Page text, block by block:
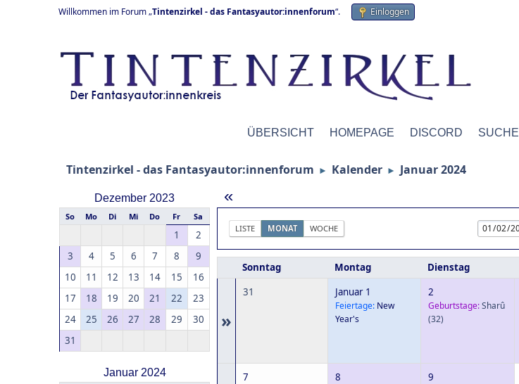
Willkommen im Forum „Tintenzirkel - das Fantasyautor:innenforum“. Einloggen
ÜBERSICHT HOMEPAGE DISCORD SUCHE
Tintenzirkel - das Fantasyautor:innenforum ► Kalender ► Januar 2024
Dezember 2023
So Mo Di Mi Do Fr Sa
1
2
3
4 5 6 7 8
9
10
11 12 13 14 15
16
17
18 19 20 21 22
23
24
25 26 27 28 29
30
31
Januar 2024
«
LISTE MONAT WOCHE
Sonntag Montag Dienstag
»
31 Januar 1
Feiertage: New
Year's
2
Geburtstage:Sharû
(32)
7 8 9